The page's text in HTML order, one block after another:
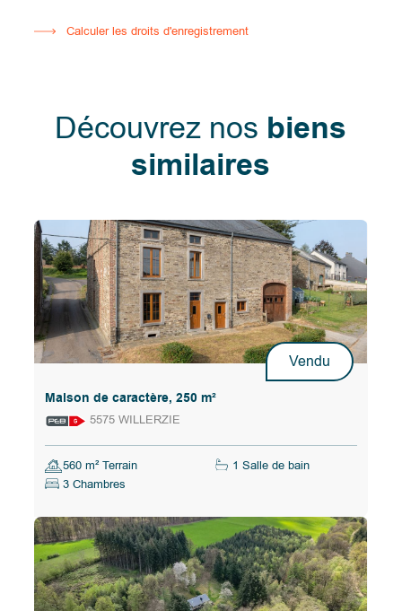
Calculer les droits d'enregistrement
Découvrez nos biens
similaires
Vendu
Maison de caractère, 250 m²
5575 WILLERZIE
560 m² Terrain
1 Salle de bain
3 Chambres